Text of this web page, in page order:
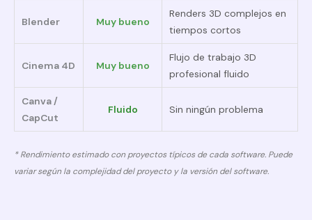
Blender Muy bueno
Renders 3D complejos en
tiempos cortos
Cinema 4D Muy bueno
Flujo de trabajo 3D
profesional fluido
Canva /
CapCut
Fluido Sin ningún problema
* Rendimiento estimado con proyectos típicos de cada software. Puede
variar según la complejidad del proyecto y la versión del software.